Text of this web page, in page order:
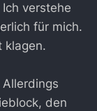
verstehe
für mich.
klagen.
den